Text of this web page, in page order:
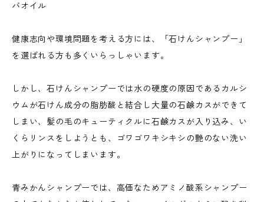
バオイル
健康志向や環境問題を考える方には、「石けんシャンプー」
を選ばれる方も多くいらっしゃいます。
しかし、石けんシャンプーでは水の硬度の原因であるカルシ
ウムが石けん成分の脂肪酸と結合し大量の石鹸カスができて
しまい、髪の毛のキューティクルに石鹸カスが入り込み、い
くらリンスをしようとも、ゴワゴワキシキシの艶のない洗い
上がりになってしまいます。
青みかんシャンプーでは、高価なためアミノ酸系シャンプー